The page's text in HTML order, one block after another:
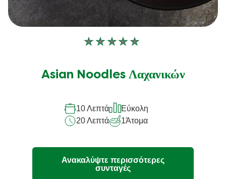
Δεν
αξιολογήσεις
αυτό
το
recipe
Asian Noodles Λαχανικών
10 Λεπτά
Εύκολη
20 Λεπτά
1Άτομα
Ανακαλύψτε περισσότερες
συνταγές